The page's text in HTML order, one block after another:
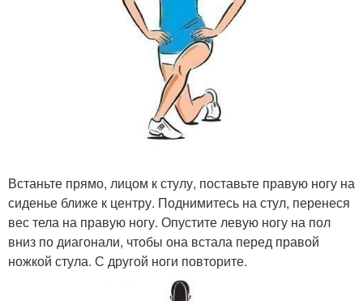
Встаньте прямо, лицом к стулу, поставьте правую ногу на
сиденье ближе к центру. Поднимитесь на стул, перенеся
вес тела на правую ногу. Опустите левую ногу на пол
вниз по диагонали, чтобы она встала перед правой
ножкой стула. С другой ноги повторите.